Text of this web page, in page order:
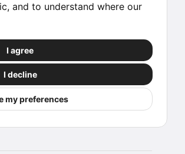
and to understand where our
I agree
I decline
my preferences
Ir a suscribirme
con Confianza
procesadas a través de este sitio
están protegidas por nuestros socios.